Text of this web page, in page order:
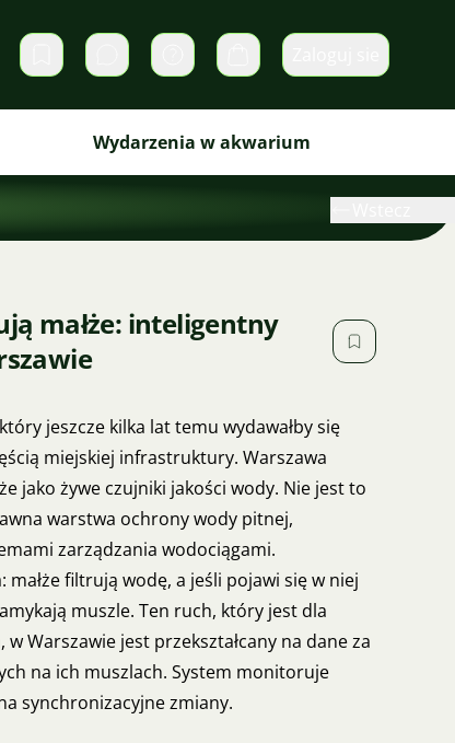
Prywatne wiadomości
Koszyk
Wydarzenia w akwarium
małże: inteligentny
jeszcze kilka lat temu wydawałby się
miejskiej infrastruktury. Warszawa
jako żywe czujniki jakości wody. Nie jest to
warstwa ochrony wody pitnej,
zarządzania wodociągami.
filtrują wodę, a jeśli pojawi się w niej
muszle. Ten ruch, który jest dla
Warszawie jest przekształcany na dane za
na ich muszlach. System monitoruje
synchronizacyjne zmiany.